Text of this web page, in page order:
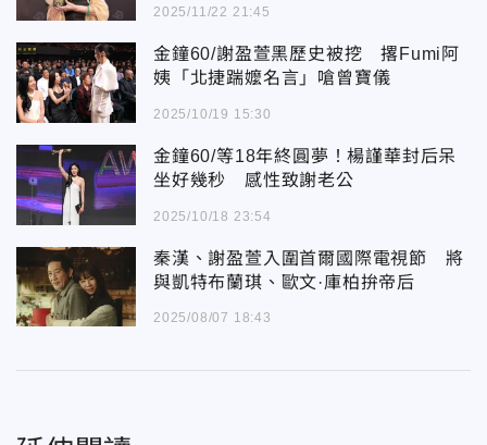
2025/11/22 21:45
金鐘60/謝盈萱黑歷史被挖 撂Fumi阿
姨「北捷踹嬤名言」嗆曾寶儀
2025/10/19 15:30
金鐘60/等18年終圓夢！楊謹華封后呆
坐好幾秒 感性致謝老公
2025/10/18 23:54
秦漢、謝盈萱入圍首爾國際電視節 將
與凱特布蘭琪、歐文·庫柏拚帝后
2025/08/07 18:43